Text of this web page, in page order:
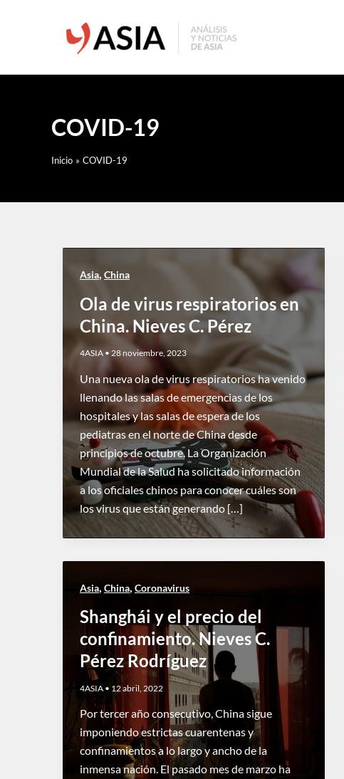
COVID-19
Inicio COVID-19
Asia, China
Ola de virus respiratorios en
China. Nieves C. Pérez
4ASIA • 28 noviembre, 2023
Una nueva ola de virus respiratorios ha venido
llenando las salas de emergencias de los
hospitales y las salas de espera de los
pediatras en el norte de China desde
principios de octubre. La Organización
Mundial de la Salud ha solicitado información
a los oficiales chinos para conocer cuáles son
los virus que están generando […]
Asia China Coronavirus
Shanghái y el precio del
confinamiento. Nieves C.
Pérez Rodríguez
4ASIA • 12 abril, 2022
Por tercer año consecutivo, China sigue
imponiendo estrictas cuarentenas y
confinamientos a lo largo y ancho de la
inmensa nación. El pasado mes de marzo ha